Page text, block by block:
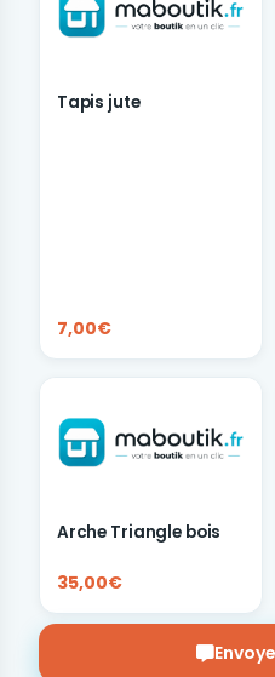
Tapis jute
7,00€
Arche Triangle bois
35,00€